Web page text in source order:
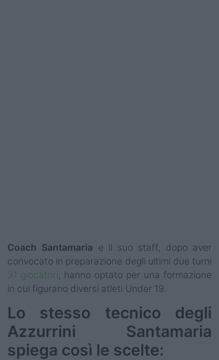
Coach Santamaria e il suo staff, dopo aver
convocato in preparazione degli ultimi due turni
31 giocatori, hanno optato per una formazione
in cui figurano diversi atleti Under 19.
Lo stesso tecnico degli
Azzurrini Santamaria
spiega così le scelte: